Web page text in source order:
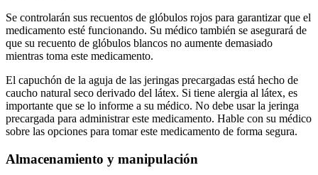
Se controlarán sus recuentos de glóbulos rojos para garantizar que el
medicamento esté funcionando. Su médico también se asegurará de
que su recuento de glóbulos blancos no aumente demasiado
mientras toma este medicamento.
El capuchón de la aguja de las jeringas precargadas está hecho de
caucho natural seco derivado del látex. Si tiene alergia al látex, es
importante que se lo informe a su médico. No debe usar la jeringa
precargada para administrar este medicamento. Hable con su médico
sobre las opciones para tomar este medicamento de forma segura.
Almacenamiento y manipulación